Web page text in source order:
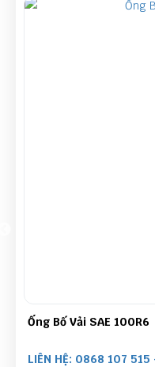
Ống Bố Vải SAE 100R6
LIÊN HỆ: 0868 107